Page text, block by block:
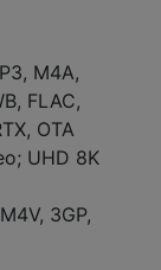
M4A,
FLAC,
OTA
UHD 8K
3GP,